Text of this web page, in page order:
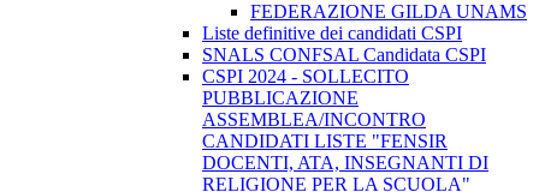
FEDERAZIONE GILDA UNAMS
Liste definitive dei candidati CSPI
SNALS CONFSAL Candidata CSPI
CSPI 2024 - SOLLECITO
PUBBLICAZIONE
ASSEMBLEA/INCONTRO
CANDIDATI LISTE "FENSIR
DOCENTI, ATA, INSEGNANTI DI
RELIGIONE PER LA SCUOLA"